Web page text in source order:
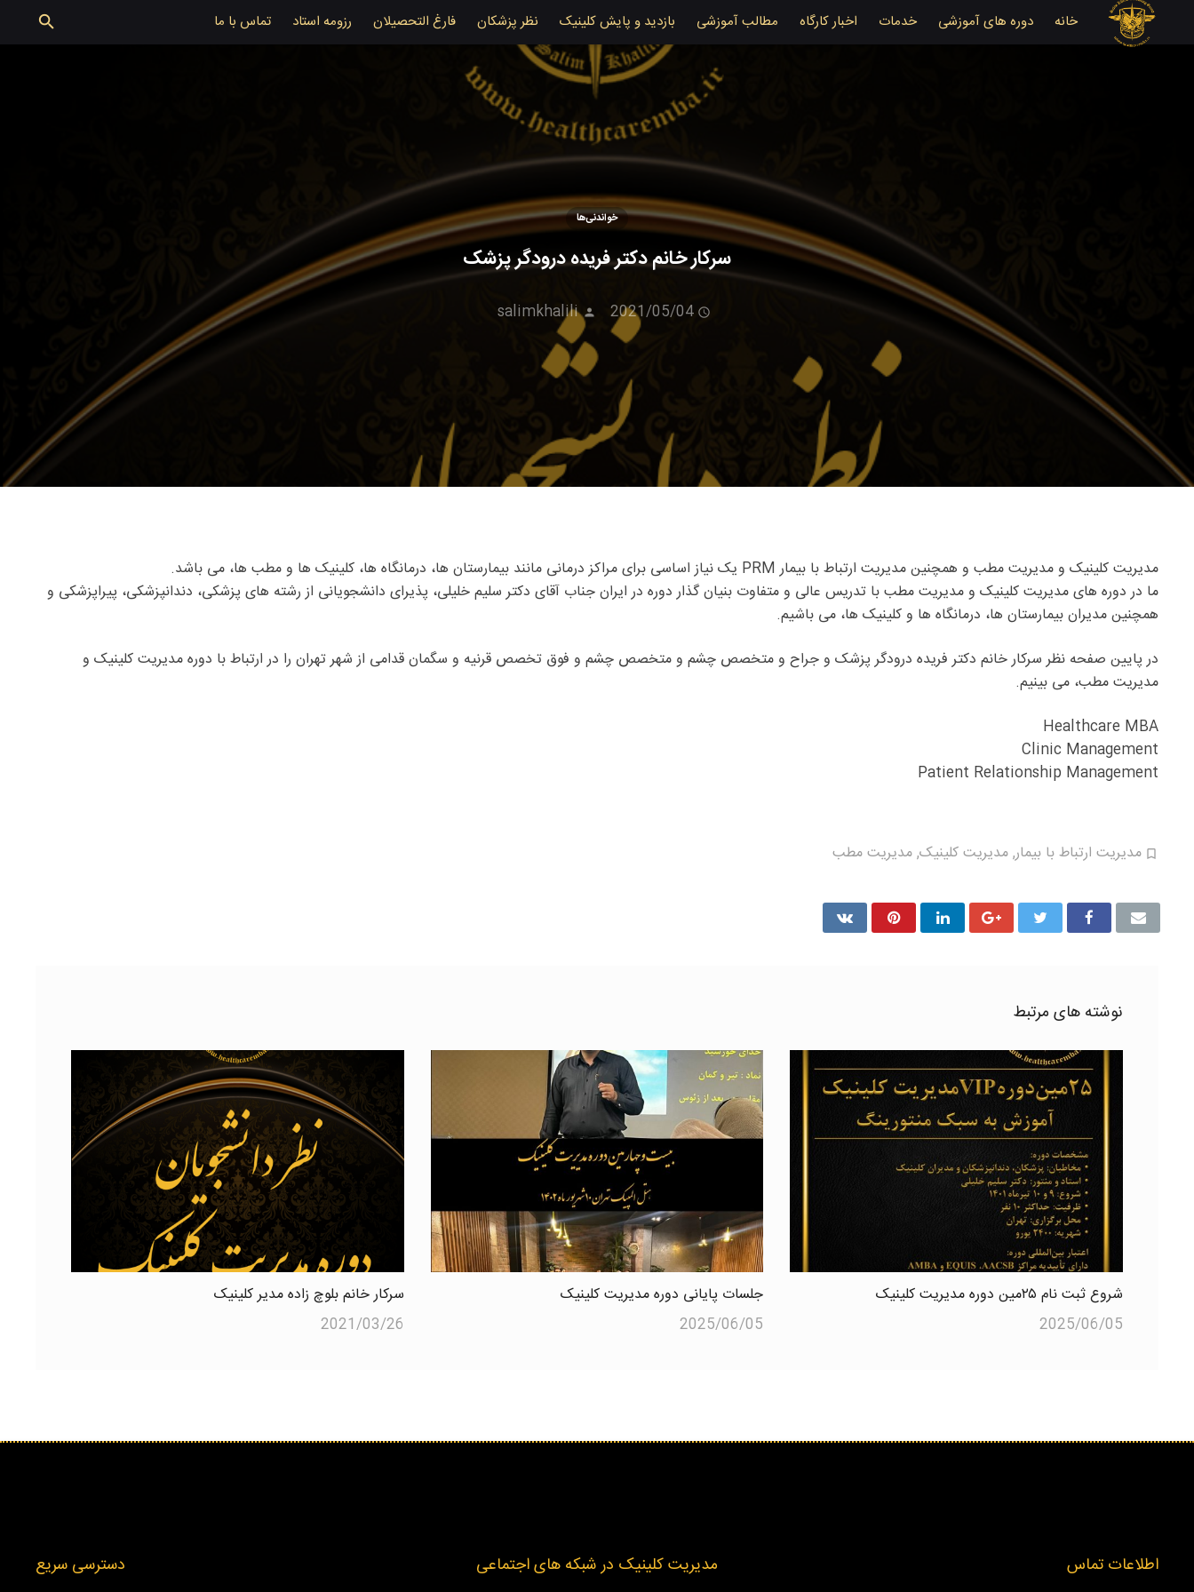
خانه دوره های آموزشی خدمات اخبار کارگاه مطالب آموزشی بازدید و پایش کلینیک نظر پزشکان فارغ التحصیلان رزومه استاد تماس با ما
سرکار خانم دکتر فریده درودگر پزشک
2021/05/04
salimkhalili
خواندنی‌ها
مدیریت کلینیک و مدیریت مطب و همچنین مدیریت ارتباط با بیمار PRM یک نیاز اساسی برای مراکز درمانی مانند بیمارستان ها، درمانگاه ها، کلینیک ها و مطب ها، می باشد.
ما در دوره های مدیریت کلینیک و مدیریت مطب با تدریس عالی و متفاوت بنیان گذار دوره در ایران جناب آقای دکتر سلیم خلیلی، پذیرای دانشجویانی از رشته های پزشکی، دندانپزشکی، پیراپزشکی و
همچنین مدیران بیمارستان ها، درمانگاه ها و کلینیک ها، می باشیم.
در پایین صفحه نظر سرکار خانم دکتر فریده درودگر پزشک و جراح و متخصص چشم و متخصص چشم و فوق تخصص قرنیه و سگمان قدامی از شهر تهران را در ارتباط با دوره مدیریت کلینیک و
مدیریت مطب، می بینیم.
Healthcare MBA
Clinic Management
Patient Relationship Management
مدیریت ارتباط با بیمار,مدیریت کلینیک,مدیریت مطب
نوشته های مرتبط
شروع ثبت نام ۲۵مین دوره مدیریت کلینیک
2025/06/05
جلسات پایانی دوره مدیریت کلینیک
2025/06/05
سرکار خانم بلوچ زاده مدیر کلینیک
2021/03/26
اطلاعات تماس مدیریت کلینیک در شبکه های اجتماعی دسترسی سریع